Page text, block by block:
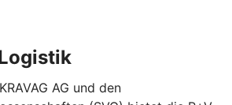
AG und den